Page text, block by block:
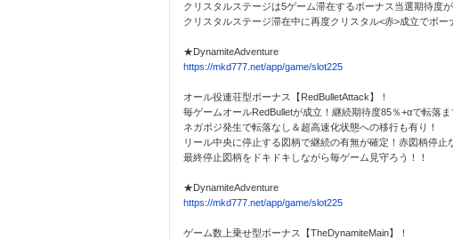
クリスタルステージは5ゲーム滞在するボーナス当選期待度
クリスタルステージ滞在中に再度クリスタル<赤>成立でボー
★DynamiteAdventure
https://mkd777.net/app/game/slot225
オール役連荘型ボーナス【RedBulletAttack】！
毎ゲームオールRedBulletが成立！継続期待度85％+αで転落ま
ネガポジ発生で転落なし＆超高速化状態への移行も有り！
リール中央に停止する図柄で継続の有無が確定！赤図柄停止
最終停止図柄をドキドキしながら毎ゲーム見守ろう！！
★DynamiteAdventure
https://mkd777.net/app/game/slot225
ゲーム数上乗せ型ボーナス【TheDynamiteMain】！